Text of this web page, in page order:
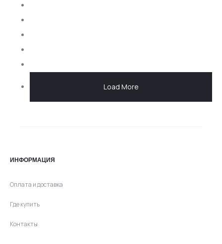
Load More
ИНФОРМАЦИЯ
Оплата и доставка
Где купить
Контакты